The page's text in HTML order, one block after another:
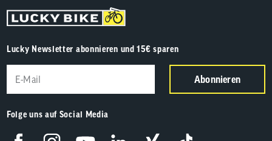
Lucky Newsletter abonnieren und 15€ sparen
Abonnieren
Folge uns auf Social Media